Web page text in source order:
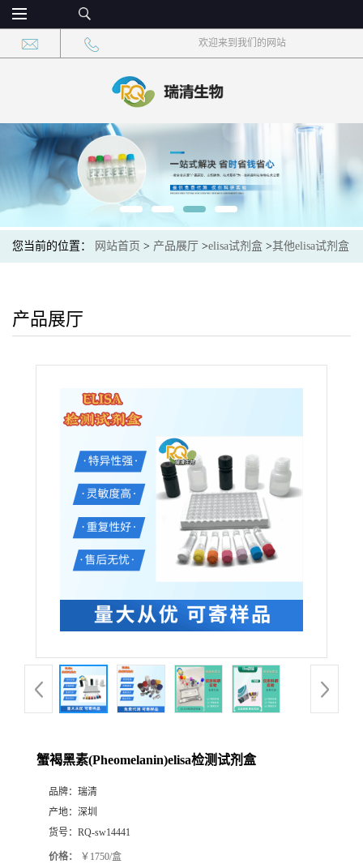
欢迎来到我们的网站
您当前的位置： 网站首页 > 产品展厅 >elisa试剂盒 >其他elisa试剂盒
产品展厅
蟹褐黑素(Pheomelanin)elisa检测试剂盒
品牌： 瑞清
产地： 深圳
货号： RQ-sw14441
价格： ￥1750/盒